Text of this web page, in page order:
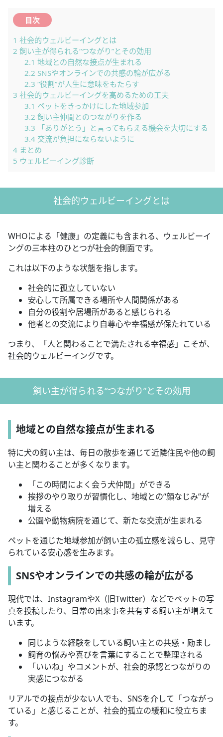
目次
1 社会的ウェルビーイングとは
2 飼い主が得られる“つながり”とその効用
2.1 地域との自然な接点が生まれる
2.2 SNSやオンラインでの共感の輪が広がる
2.3 “役割”が人生に意味をもたらす
3 社会的ウェルビーイングを高めるための工夫
3.1 ペットをきっかけにした地域参加
3.2 飼い主仲間とのつながりを作る
3.3 「ありがとう」と言ってもらえる機会を大切にする
3.4交流が負担にならないように
4 まとめ
5 ウェルビーイング診断
社会的ウェルビーイングとは
WHOによる「健康」の定義にも含まれる、ウェルビーイ
ングの三本柱のひとつが社会的側面です。
これは以下のような状態を指します。
社会的に孤立していない
安心して所属できる場所や人間関係がある
自分の役割や居場所があると感じられる
他者との交流により自尊心や幸福感が保たれている
つまり、「人と関わることで満たされる幸福感」こそが、
社会的ウェルビーイングです。
飼い主が得られる“つながり”とその効用
地域との自然な接点が生まれる
特に犬の飼い主は、毎日の散歩を通じて近隣住民や他の飼
い主と関わることが多くなります。
「この時間によく会う犬仲間」ができる
挨拶のやり取りが習慣化し、地域との“顔なじみ”が
増える
公園や動物病院を通じて、新たな交流が生まれる
ペットを通じた地域参加が飼い主の孤立感を減らし、見守
られている安心感を生みます。
SNSやオンラインでの共感の輪が広がる
現代では、InstagramやX（旧Twitter）などでペットの写
真を投稿したり、日常の出来事を共有する飼い主が増えて
います。
同じような経験をしている飼い主との共感・励まし
飼育の悩みや喜びを言葉にすることで整理される
「いいね」やコメントが、社会的承認とつながりの
実感につながる
リアルでの接点が少ない人でも、SNSを介して「つながっ
ている」と感じることが、社会的孤立の緩和に役立ちま
す。